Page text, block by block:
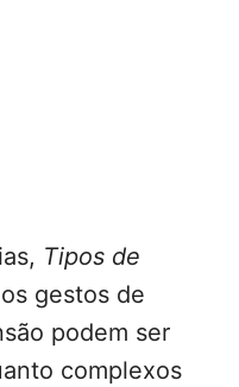
Tipos de
gestos de
podem ser
complexos